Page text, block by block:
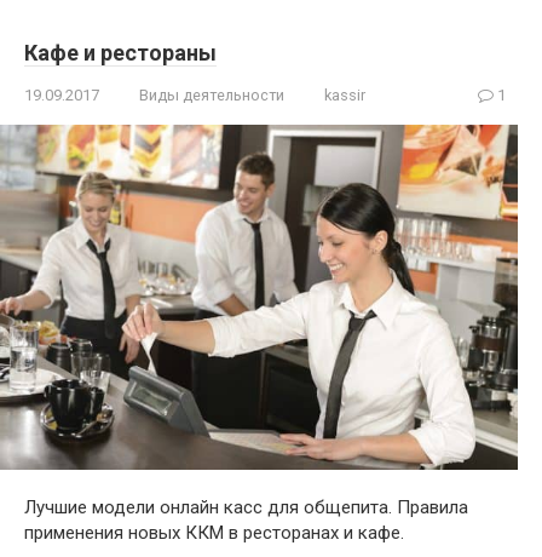
Кафе и рестораны
19.09.2017 Виды деятельности kassir 1
Лучшие модели онлайн касс для общепита. Правила
применения новых ККМ в ресторанах и кафе.